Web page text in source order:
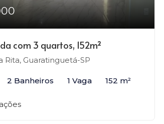
com 3 quartos, 152m²
Rita, Guaratinguetá-SP
2 Banheiros 1 Vaga 152 m²